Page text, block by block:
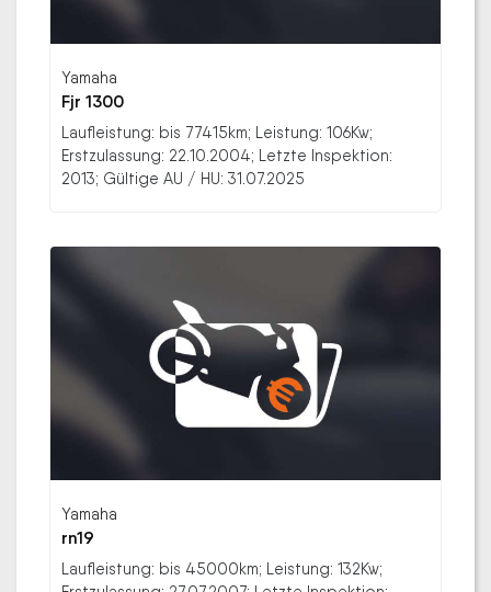
Yamaha
Fjr 1300
Laufleistung: bis 77415km; Leistung: 106Kw;
Erstzulassung: 22.10.2004; Letzte Inspektion:
2013; Gültige AU / HU: 31.07.2025
Yamaha
rn19
Laufleistung: bis 45000km; Leistung: 132Kw;